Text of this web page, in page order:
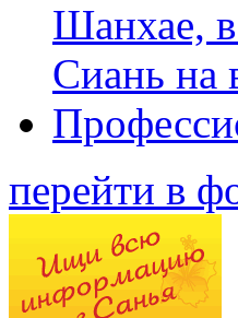
Шанхае,
Сиань на
перейти в